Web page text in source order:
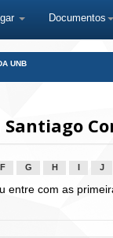
Documentos
UNB
F G H J
entre com as